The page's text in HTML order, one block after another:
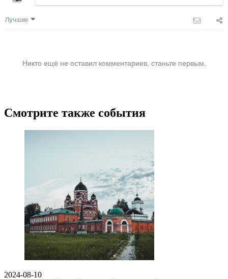
Лучшие
Никто ещё не оставил комментариев, станьте первым.
Смотрите также события
2024-08-10